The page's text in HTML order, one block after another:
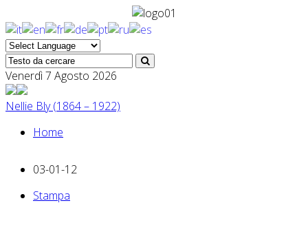
Venerdì 7 Agosto 2026
Nellie Bly (1864 – 1922)
Home
03-01-12
Stampa